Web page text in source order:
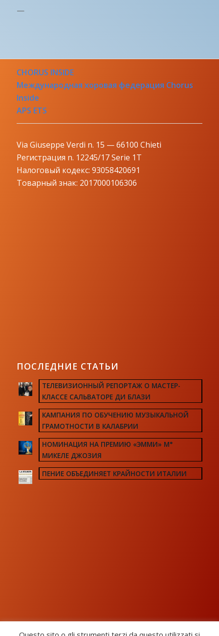
—
CHORUS INSIDE
Международная хоровая федерация Chorus
Inside
APS ETS
Via Giuseppe Verdi n. 15 — 66100 Chieti
Регистрация n. 12245/17 Serie 1T
Налоговый кодекс: 93058420691
Товарный знак: 2017000106306
ПОСЛЕДНИЕ СТАТЬИ
ТЕЛЕВИЗИОННЫЙ РЕПОРТАЖ О МАСТЕР-
КЛАССЕ САЛЬВАТОРЕ ДИ БЛАЗИ
КАМПАНИЯ ПО ОБУЧЕНИЮ МУЗЫКАЛЬНОЙ
ГРАМОТНОСТИ В КАЛАБРИИ
НОМИНАЦИЯ НА ПРЕМИЮ «ЭММИ» М°
МИКЕЛЕ ДЖОЗИЯ
ПЕНИЕ ОБЪЕДИНЯЕТ КРАЙНОСТИ ИТАЛИИ